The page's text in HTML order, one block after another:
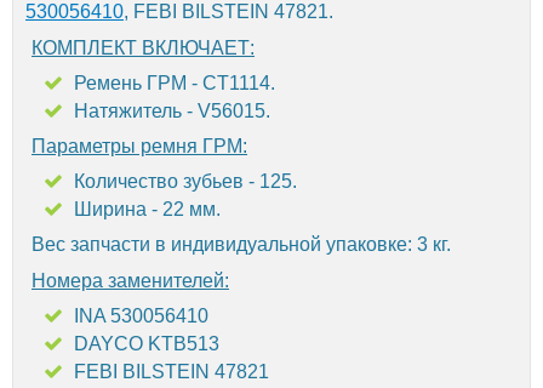
530056410, FEBI BILSTEIN 47821.
КОМПЛЕКТ ВКЛЮЧАЕТ:
Ремень ГРМ - CT1114.
Натяжитель - V56015.
Параметры ремня ГРМ:
Количество зубьев - 125.
Ширина - 22 мм.
Вес запчасти в индивидуальной упаковке: 3 кг.
Номера заменителей:
INA 530056410
DAYCO KTB513
FEBI BILSTEIN 47821